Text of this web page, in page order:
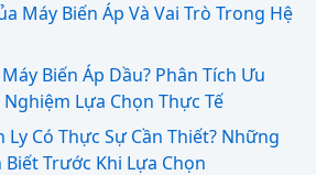
Máy Biến Áp Và Vai Trò Trong Hệ
Biến Áp Dầu? Phân Tích Ưu
Lựa Chọn Thực Tế
Ly Có Thực Sự Cần Thiết? Những
Trước Khi Lựa Chọn